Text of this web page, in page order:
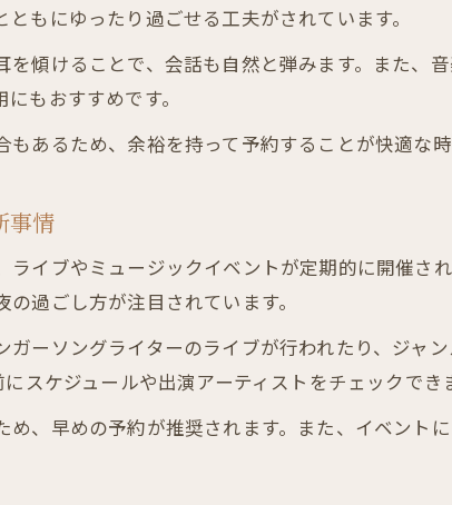
さいたま市北区の居酒屋で音楽を堪能
居酒屋で叶うライブ体験とその魅力発見
音楽と料理が楽しめる居酒屋の特徴とは
北区で見つけるミュージック居酒屋の選
音楽イベントを楽しむなら居酒屋が最適
音楽イベント開催の居酒屋が人気の理由
居酒屋で楽しむライブイベントの魅力解説
音楽イベントと相性抜群の居酒屋選びの
居酒屋で音楽イベントを満喫する秘訣とは
気軽に参加できる居酒屋音楽イベント特集
もにゆったり過ごせる工夫がされています。
傾けることで、会話も自然と弾みます。また、
もおすすめです。
あるため、余裕を持って予約することが快適な
事情
イブやミュージックイベントが定期的に開催さ
過ごし方が注目されています。
ーソングライターのライブが行われたり、ジャ
スケジュールや出演アーティストをチェックでき
、早めの予約が推奨されます。また、イベント